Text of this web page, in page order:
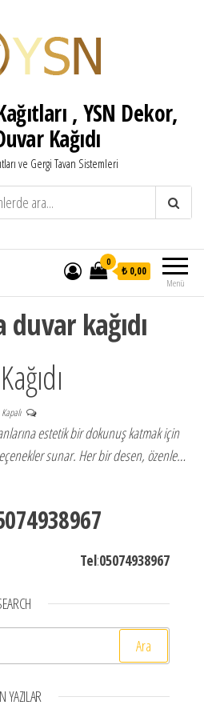
, YSN Dekor,
Kağıdı
ve Gergi Tavan Sistemleri
Menü
0
₺ 0,00
duvar kağıdı
Kapalı
estetik bir dokunuş katmak için
sunar. Her bir desen, özenle…
Tel:05074938967
YAZILAR